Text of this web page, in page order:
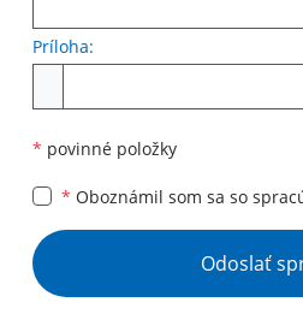
Príloha:
* povinné položky
* Oboznámil som sa so
Google reCaptcha Response
Odoslať